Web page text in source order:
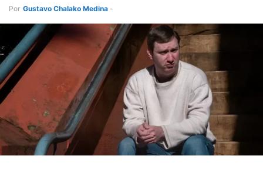
Por Gustavo Chalako Medina -